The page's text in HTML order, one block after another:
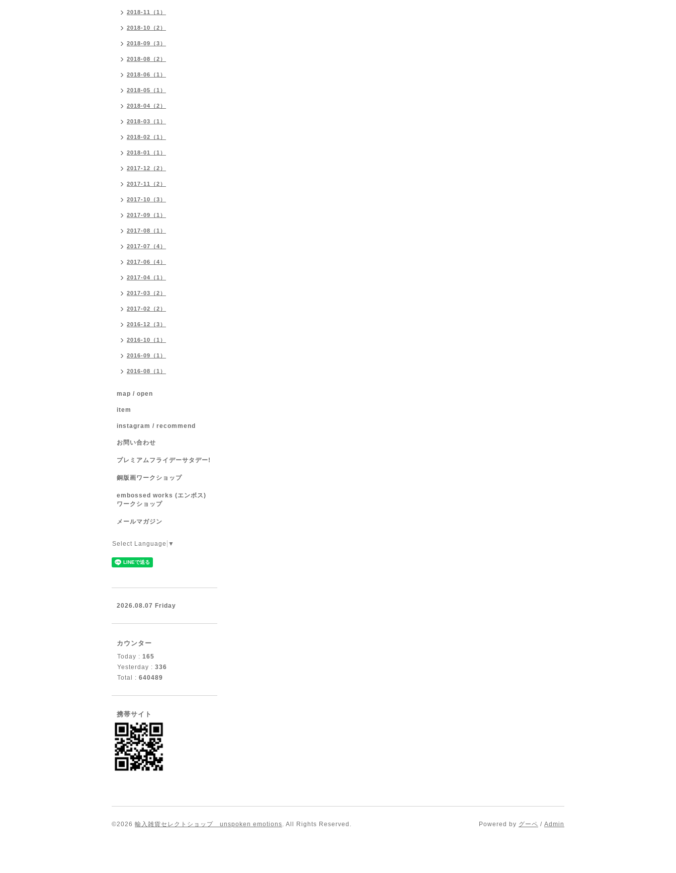
2018-11（1）
2018-10（2）
2018-09（3）
2018-08（2）
2018-06（1）
2018-05（1）
2018-04（2）
2018-03（1）
2018-02（1）
2018-01（1）
2017-12（2）
2017-11（2）
2017-10（3）
2017-09（1）
2017-08（1）
2017-07（4）
2017-06（4）
2017-04（1）
2017-03（2）
2017-02（2）
2016-12（3）
2016-10（1）
2016-09（1）
2016-08（1）
map / open
item
instagram / recommend
お問い合わせ
プレミアムフライデーサタデー!
銅版画ワークショップ
embossed works (エンボス)
ワークショップ
メールマガジン
Select Language ▼
2026.08.07 Friday
カウンター
Today : 165
Yesterday : 336
Total : 640489
携帯サイト
©2026 輸入雑貨セレクトショップ unspoken emotions. All Rights Reserved. Powered by グーペ / Admin